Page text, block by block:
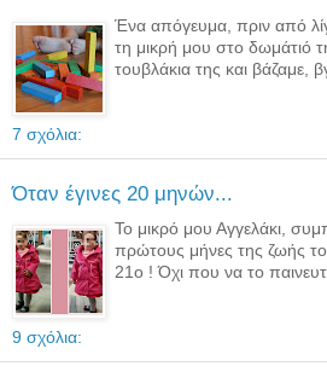
Ένα απόγευμα, πριν από
τη μικρή μου στο δωμάτιό
τουβλάκια της και βάζαμε,
7 σχόλια:
Όταν έγινες 20 μηνών...
Το μικρό μου Αγγελάκι,
πρώτους μήνες της ζωής
21ο ! Όχι που να το
9 σχόλια: